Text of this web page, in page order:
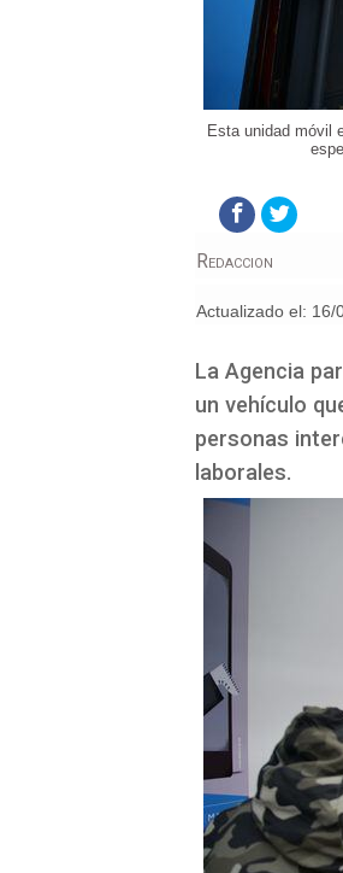
Esta unidad móvil
Redaccion
Actualizado el: 16/
La Agencia
un vehículo
personas
laborales.